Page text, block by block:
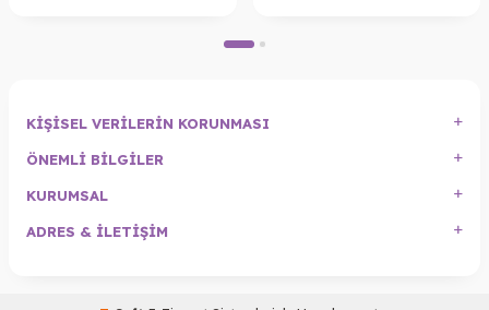
KIŞISEL VERILERIN KORUNMASI
ÖNEMLI BILGILER
KURUMSAL
ADRES & İLETIŞIM